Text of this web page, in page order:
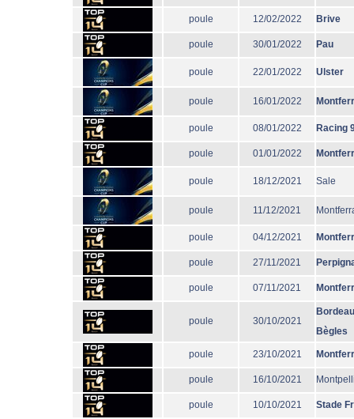
poule 12/02/2022 Brive
poule 30/01/2022 Pau
poule 22/01/2022 Ulster
poule 16/01/2022
poule 08/01/2022 Racing
poule 01/01/2022
poule 18/12/2021 Sale
poule 11/12/2021
poule 04/12/2021
poule 27/11/2021
poule 07/11/2021
poule 30/10/2021
Bègles
poule 23/10/2021
poule 16/10/2021
poule 10/10/2021 Stade